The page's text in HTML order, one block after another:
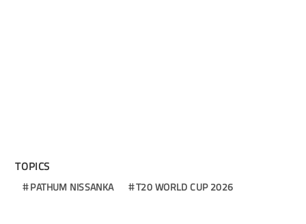
TOPICS
PATHUM NISSANKA T20 WORLD CUP 2026